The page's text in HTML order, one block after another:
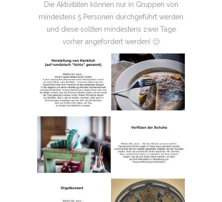
Die Aktivitäten können nur in Gruppen von
mindestens 5 Personen durchgeführt werden
und diese sollten mindestens zwei Tage
vorher angefordert werden! 🙂